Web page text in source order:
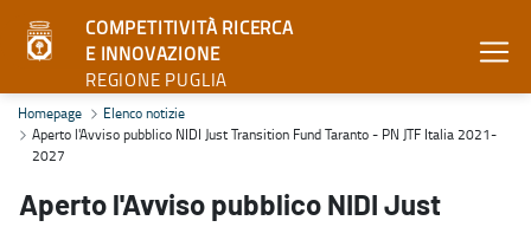
COMPETITIVITÀ RICERCA
E INNOVAZIONE
REGIONE PUGLIA
Aperto l'Avviso pubblico NIDI Just Transition Fund Taranto - PN
Homepage
Elenco notizie
Aperto l'Avviso pubblico NIDI Just Transition Fund Taranto - PN JTF Italia 2021-
2027
Aperto l'Avviso pubblico NIDI Just